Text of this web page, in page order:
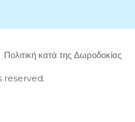
Πολιτική κατά της Δωροδοκίας
reserved.